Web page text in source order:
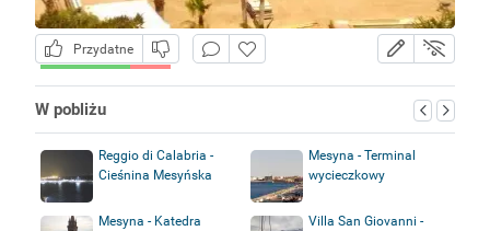
Przydatne
W pobliżu
Reggio di Calabria -
Cieśnina Mesyńska
Mesyna - Terminal
wycieczkowy
Mesyna - Katedra
Villa San Giovanni -